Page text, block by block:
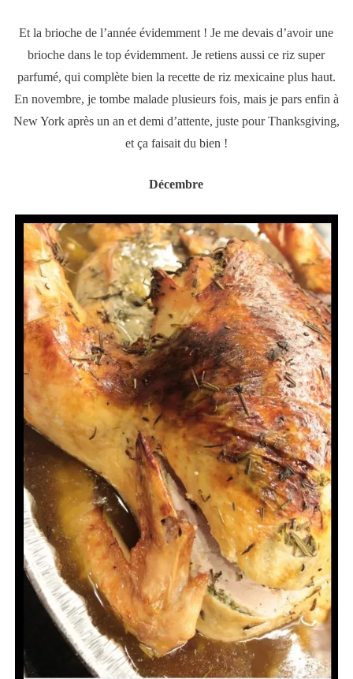
Et la brioche de l’année évidemment ! Je me devais d’avoir une
brioche dans le top évidemment. Je retiens aussi ce riz super
parfumé, qui complète bien la recette de riz mexicaine plus haut.
En novembre, je tombe malade plusieurs fois, mais je pars enfin à
New York après un an et demi d’attente, juste pour Thanksgiving,
et ça faisait du bien !
Décembre